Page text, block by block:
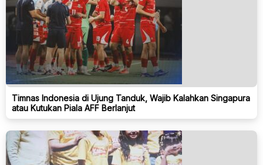
Timnas Indonesia di Ujung Tanduk, Wajib Kalahkan Singapura
atau Kutukan Piala AFF Berlanjut